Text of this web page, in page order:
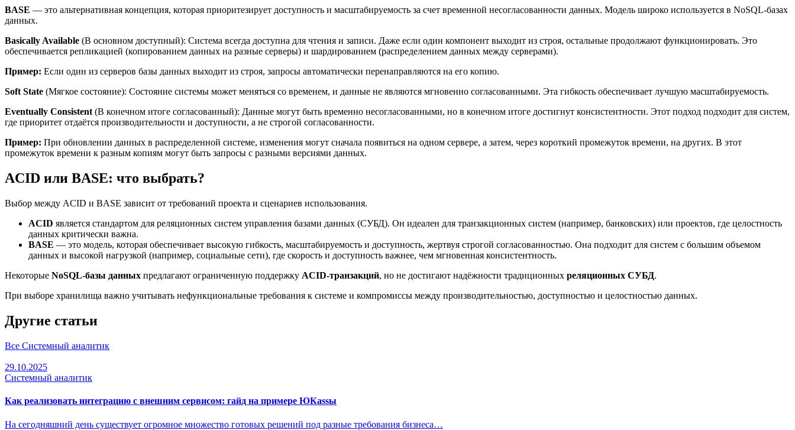
BASE — это альтернативная концепция, которая приоритезирует доступность и масштабируемость за счет временной несогласованности данных. Модель широко используется в NoSQL-базах
данных.
Basically Available (В основном доступный): Система всегда доступна для чтения и записи. Даже если один компонент выходит из строя, остальные продолжают функционировать. Это
обеспечивается репликацией (копированием данных на разные серверы) и шардированием (распределением данных между серверами).
Пример: Если один из серверов базы данных выходит из строя, запросы автоматически перенаправляются на его копию.
Soft State (Мягкое состояние): Состояние системы может меняться со временем, и данные не являются мгновенно согласованными. Эта гибкость обеспечивает лучшую масштабируемость.
Eventually Consistent(В конечном итоге согласованный): Данные могут быть временно несогласованными, но в конечном итоге достигнут консистентности. Этот подход подходит для систем,
где приоритет отдаётся производительности и доступности, а не строгой согласованности.
Пример: При обновлении данных в распределенной системе, изменения могут сначала появиться на одном сервере, а затем, через короткий промежуток времени, на других. В этот
промежуток времени к разным копиям могут быть запросы с разными версиями данных.
ACID или BASE: что выбрать?
Выбор между ACID и BASE зависит от требований проекта и сценариев использования.
ACID является стандартом для реляционных систем управления базами данных (СУБД). Он идеален для транзакционных систем (например, банковских) или проектов, где целостность
данных критически важна.
BASE — это модель, которая обеспечивает высокую гибкость, масштабируемость и доступность, жертвуя строгой согласованностью. Она подходит для систем с большим объемом
данных и высокой нагрузкой (например, социальные сети), где скорость и доступность важнее, чем мгновенная консистентность.
Некоторые NoSQL-базы данных предлагают ограниченную поддержку ACID-транзакций, но не достигают надёжности традиционных реляционных СУБД.
При выборе хранилища важно учитывать нефункциональные требования к системе и компромиссы между производительностью, доступностью и целостностью данных.
Другие статьи
Все Системный аналитик
29.10.2025
Системный аналитик
Как реализовать интеграцию с внешним сервисом: гайд на примере ЮКаssы
На сегодняшний день существует огромное множество готовых решений под разные требования бизнеса…